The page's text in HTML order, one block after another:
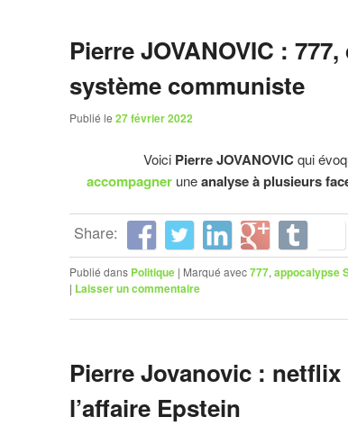
Pierre JOVANOVIC :
système communiste
Publié le 27 février 2022
Voici Pierre JOVANOVICqui
accompagneruneanalyse à plusieurs
Share:
Publié dans Politique | Marqué avec777,appocalypse
| Laisser un commentaire
Pierre Jovanovic :
l’affaire Epstein